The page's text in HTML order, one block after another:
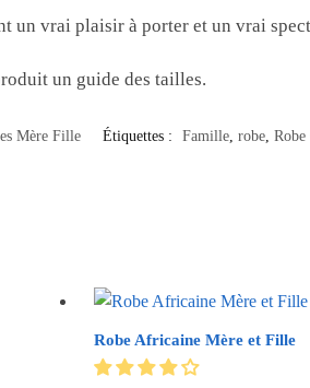
un vrai plaisir à porter et un vrai
un guide des tailles.
Mère Fille Étiquettes : Famille, robe, Robe
Robe Africaine Mère et Fille